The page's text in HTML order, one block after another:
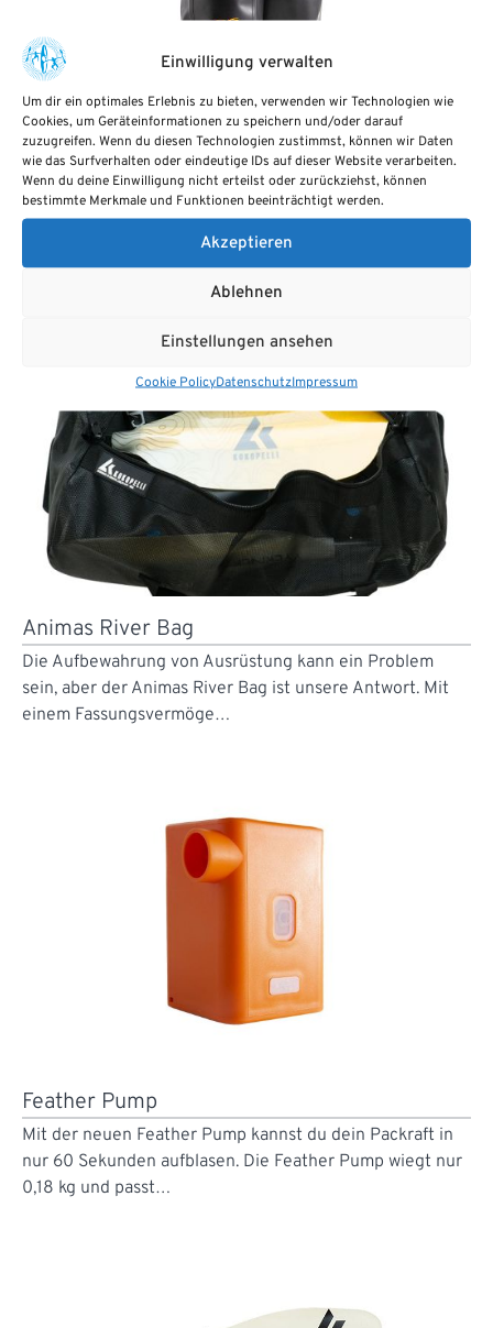
Einwilligung verwalten
Um dir ein optimales Erlebnis zu bieten, verwenden wir Technologien wie
Cookies, um Geräteinformationen zu speichern und/oder darauf
zuzugreifen. Wenn du diesen Technologien zustimmst, können wir Daten
wie das Surfverhalten oder eindeutige IDs auf dieser Website verarbeiten.
Wenn du deine Einwilligung nicht erteilst oder zurückziehst, können
bestimmte Merkmale und Funktionen beeinträchtigt werden.
Akzeptieren
Ablehnen
Einstellungen ansehen
Cookie PolicyDatenschutzImpressum
Delta Inflatable Dry Bag Set
Das aufblasbare Delta Dry Bag Set ist die ultimative
Lösung für die wasserdichte Aufbewahrung. Die Delta Dry
Animas River Bag
Die Aufbewahrung von Ausrüstung kann ein Problem
sein, aber der Animas River Bag ist unsere Antwort. Mit
einem Fassungsvermöge…
Feather Pump
Mit der neuen Feather Pump kannst du dein Packraft in
nur 60 Sekunden aufblasen. Die Feather Pump wiegt nur
0,18 kg und passt…